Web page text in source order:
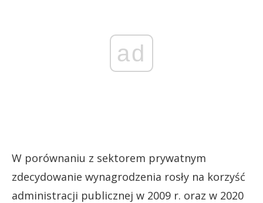
ad
W porównaniu z sektorem prywatnym
zdecydowanie wynagrodzenia rosły na korzyść
administracji publicznej w 2009 r. oraz w 2020